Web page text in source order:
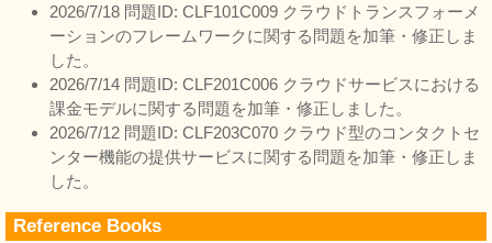
2026/7/18 問題ID: CLF101C009 クラウドトランスフォーメ
ーションのフレームワークに関する問題を加筆・修正しま
した。
2026/7/14 問題ID: CLF201C006 クラウドサービスにおける
課金モデルに関する問題を加筆・修正しました。
2026/7/12 問題ID: CLF203C070 クラウド型のコンタクトセ
ンター機能の提供サービスに関する問題を加筆・修正しま
した。
Reference Books